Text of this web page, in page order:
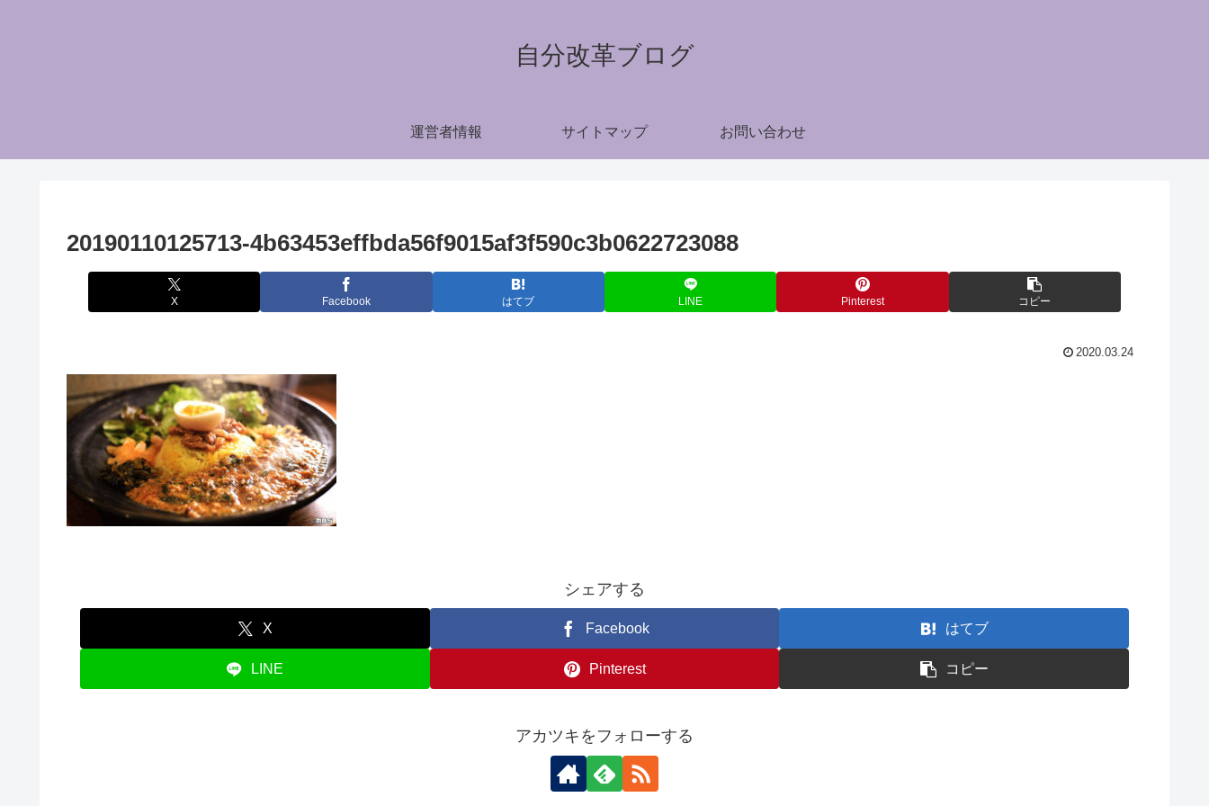
自分改革ブログ
運営者情報 サイトマップ お問い合わせ
20190110125713-4b63453effbda56f9015af3f590c3b0622723088
X Facebook はてブ LINE Pinterest コピー
2020.03.24
シェアする
X Facebook はてブ
LINE Pinterest コピー
アカツキをフォローする